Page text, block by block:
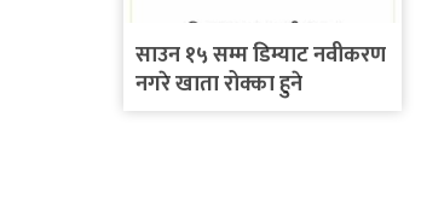
साउन १५ सम्म डिम्याट नवीकरण
नगरे खाता रोक्का हुने